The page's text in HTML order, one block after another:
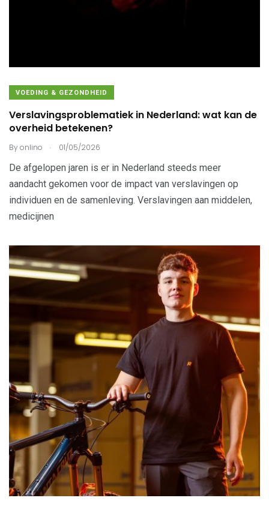
VOEDING & GEZONDHEID
Verslavingsproblematiek in Nederland: wat kan de
overheid betekenen?
Byonlino . 01/05/2026
De afgelopen jaren is er in Nederland steeds meer
aandacht gekomen voor de impact van verslavingen op
individuen en de samenleving. Verslavingen aan middelen,
medicijnen